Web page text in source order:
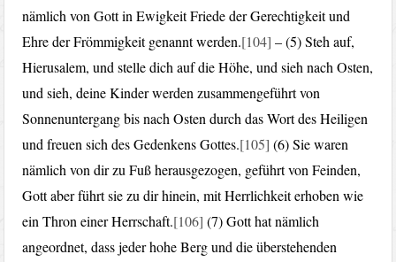
nämlich von Gott in Ewigkeit Friede der Gerechtigkeit und
Ehre der Frömmigkeit genannt werden.[104] – (5) Steh auf,
Hierusalem, und stelle dich auf die Höhe, und sieh nach Osten,
und sieh, deine Kinder werden zusammengeführt von
Sonnenuntergang bis nach Osten durch das Wort des Heiligen
und freuen sich des Gedenkens Gottes.[105] (6) Sie waren
nämlich von dir zu Fuß herausgezogen, geführt von Feinden,
Gott aber führt sie zu dir hinein, mit Herrlichkeit erhoben wie
ein Thron einer Herrschaft.[106] (7) Gott hat nämlich
angeordnet, dass jeder hohe Berg und die überstehenden